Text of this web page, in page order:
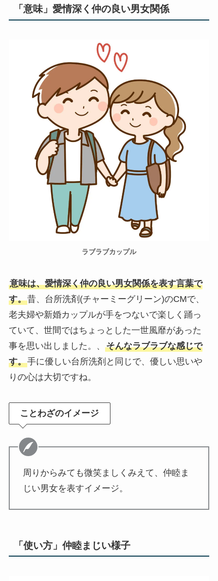
「意味」 愛情深く仲の良い男女関係
ラブラブカップル
意味は、愛情深く仲の良い男女関係を表す言葉で
す。昔、台所洗剤(チャーミーグリーン)のCMで、
老夫婦や新婚カップルが手をつないで楽しく踊っ
ていて、世間ではちょっとした一世風靡があった
事を思い出しました。、 そんなラブラブな感じで
す。手に優しい台所洗剤と同じで、優しい思いや
りの心は大切ですね。
ことわざのイメージ
周りからみても微笑ましくみえて、仲睦ま
じい男女を表すイメージ。
「使い方」仲睦まじい様子